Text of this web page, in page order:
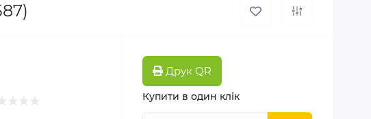
Друк QR
Купити в один клік